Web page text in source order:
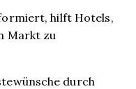
hilft Hotels,
Markt zu
durch